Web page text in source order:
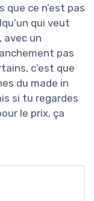
ce n’est pas
qui veut
avec un
pas
c’est que
du made in
si tu regardes
le prix, ça